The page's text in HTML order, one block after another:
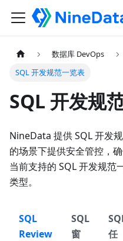
数据库 DevOps
SQL 开发规范一览表
SQL 开发规
NineData 提供 SQL 开发
的场景下提供安全管控，
当前支持的 SQL 开发规范
类型。
SQL
Review
SQL
窗
任